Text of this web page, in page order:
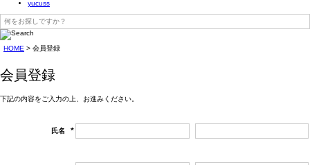
yucuss
HOME 会員登録
会員登録
下記の内容をご入力の上、お進みください。
氏名
(必